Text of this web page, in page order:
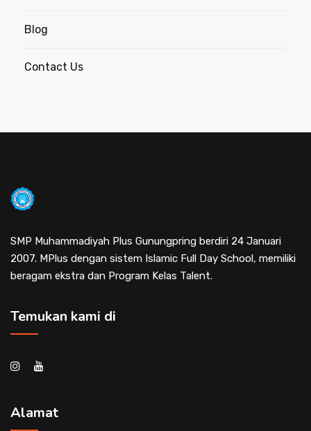
Blog
Contact Us
SMP Muhammadiyah Plus Gunungpring berdiri 24 Januari
2007. MPlus dengan sistem Islamic Full Day School, memiliki
beragam ekstra dan Program Kelas Talent.
Temukan kami di
Alamat